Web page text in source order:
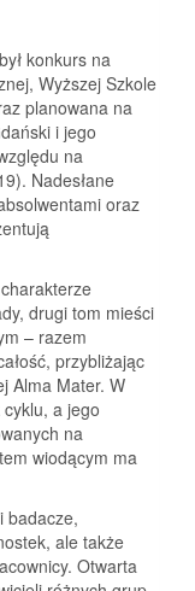
konkurs na
Wyższej Szkole
planowana na
i jego
na
Nadesłane
oraz
drugi tom mieści
– razem
przybliżając
Alma Mater. W
a jego
na
wiodącym ma
badacze,
ale także
Otwarta